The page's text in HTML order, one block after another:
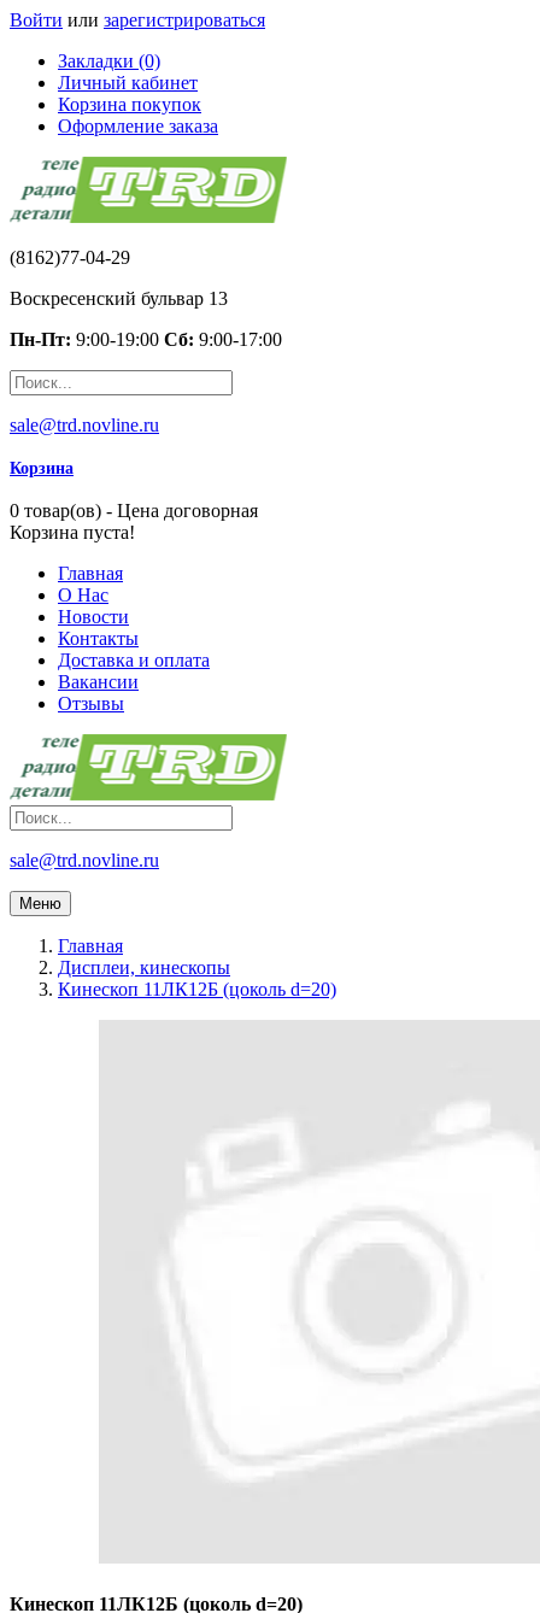
Войти или зарегистрироваться
Закладки (0)
Личный кабинет
Корзина покупок
Оформление заказа
(8162)77-04-29
Воскресенский бульвар 13
Пн-Пт: 9:00-19:00 Сб: 9:00-17:00
sale@trd.novline.ru
Корзина
0 товар(ов) - Цена договорная
Корзина пуста!
Главная
О Нас
Новости
Контакты
Доставка и оплата
Вакансии
Отзывы
sale@trd.novline.ru
Меню
Главная
Дисплеи, кинескопы
Кинескоп 11ЛК12Б (цоколь d=20)
Кинескоп 11ЛК12Б (цоколь d=20)